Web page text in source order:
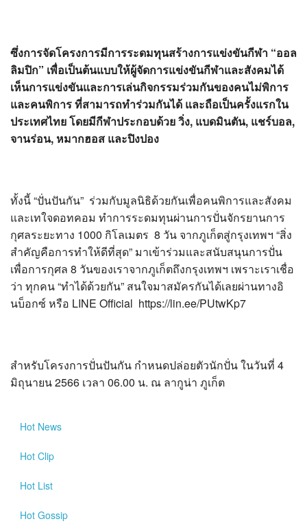
ซึ่งการจัดโครงการมีการระดมทุนสร้างการแข่งขันกีฬา “ออล
ลิมปิก” เพื่อเป็นต้นแบบให้ผู้จัดการแข่งขันกีฬาและสังคมได้
เห็นการแข่งขันและการเล่นกิจกรรมร่วมกันของคนไม่พิการ
และคนพิการ ที่สามารถทำร่วมกันได้ และถือเป็นครั้งแรกใน
ประเทศไทย โดยมีกีฬาประกอบด้วย วิ่ง, แบดมินตัน, แชร์บอล,
จานร่อน, หมากฮอส และปิงปอง
ทั้งนี้ “ปั่นปันกัน” ร่วมกับมูลนิธิด้วยกันเพื่อคนพิการและสังคม
และเทใจดอทคอม ทำการระดมทุนผ่านการปั่นจักรยานการ
กุศลระยะทาง 1000 กิโลเมตร 8 วัน จากภูเก็ตสู่กรุงเทพฯ “สิ่ง
สำคัญคือการทำให้ดีที่สุด” มาเข้าร่วมและสนับสนุนการปั่น
เพื่อการกุศล 8 วันของเราจากภูเก็ตถึงกรุงเทพฯ เพราะเราเชื่อ
ว่า ทุกคน “ทำได้ด้วยกัน” สนใจมาสมัครกันได้เลยผ่านทางอิ
นบ็อกซ์ หรือ LINE Official https://lin.ee/PUtwKp7
สำหรับโครงการปั่นปันกัน กำหนดปล่อยตัวนักปั่น ในวันที่ 4
มิถุนายน 2566 เวลา 06.00 น. ณ ลากูน่า ภูเก็ต
Hot News
Hot Clip
Hot List
Hot Gossip